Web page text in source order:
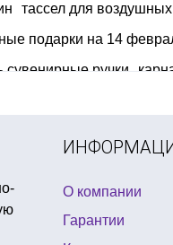
тассел для
подарки на 14
сувенирные ручки
О компании
Гарантии